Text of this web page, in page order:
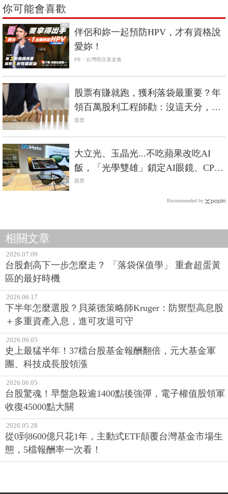
你可能會喜歡
PR
伴侶和妳一起預防HPV，才有資格說
愛妳！
PR・台灣癌症基金會
股票有賺就跑，獲利落袋最重要？年
領百萬股利工程師勸：沒這天分，還
是安穩存股好！
股票
大立光、玉晶光...不吃蘋果改吃AI
飯，「光學雙雄」鎖定AI眼鏡、CPO
啟動第二春
股票
Recommended by
相關文章
2026.07.09
台股創高下一步怎麼走？ 「落袋保值學」 重倉超蛋黃
區的最好時機
2026.06.17
下半年怎麼選股？貝萊德策略師Kruger：防禦型高息股
＋多重資產入息，進可攻退可守
2026.06.05
史上最猛半年！37檔台股基金報酬翻倍，元大基金軍
團、科技成長股領漲
2026.06.05
台股驚魂！早盤急殺逾1400點後強彈，電子權值股領軍
收復45000點大關
2026.05.28
從0到8600億只花1年，主動式ETF顛覆台灣基金市場生
態，5檔報酬率一次看！